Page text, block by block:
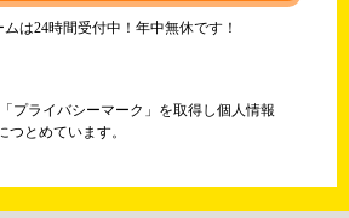
ムは24時間受付中！年中無休です！
プライバシーマーク」を取得し個人情報
つとめています。